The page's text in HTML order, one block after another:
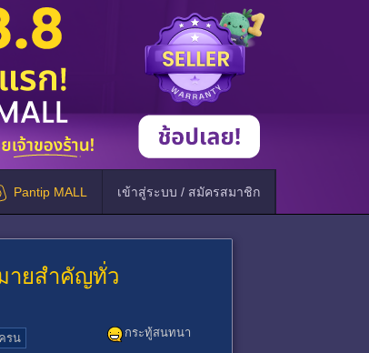
Pantip MALL เข้าสู่ระบบ / สมัครสมาชิก
ายสำคัญทั่ว
กระทู้สนทนา
รน